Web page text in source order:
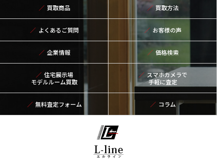
買取商品 買取方法
よくあるご質問 お客様の声
企業情報 価格検索
住宅展示場
モデルルーム買取
スマホカメラで
手軽に査定
無料査定フォーム コラム